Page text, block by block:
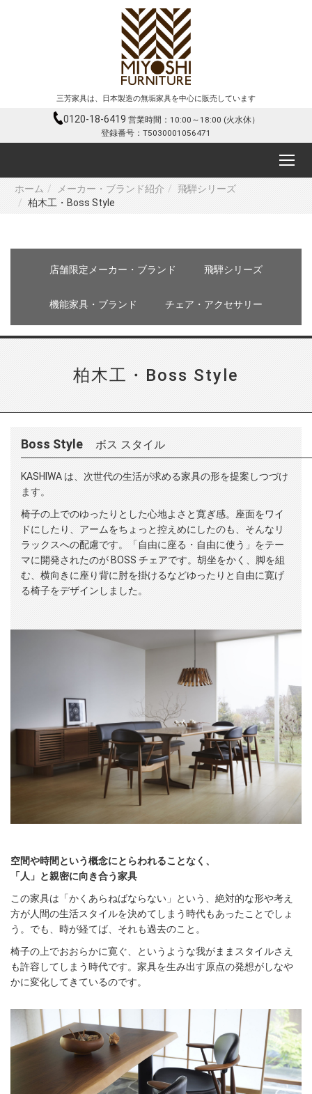
三芳家具は、日本製造の無垢家具を中心に販売しています
0120-18-6419 営業時間：10:00～18:00 (火水休）
登録番号：T5030001056471
ホーム メーカー・ブランド紹介
飛騨シリーズ
柏木工・Boss Style
店舗限定メーカー・ブランド 飛騨シリーズ
機能家具・ブランド チェア・アクセサリー
柏木工・Boss Style
Boss Style ボス スタイル
KASHIWA は、次世代の生活が求める家具の形を提案しつづけ
ます。
椅子の上でのゆったりとした心地よさと寛ぎ感。座面をワイ
ドにしたり、アームをちょっと控えめにしたのも、そんなリ
ラックスへの配慮です。「自由に座る・自由に使う」をテー
マに開発されたのが BOSS チェアです。胡坐をかく、脚を組
む、横向きに座り背に肘を掛けるなどゆったりと自由に寛げ
る椅子をデザインしました。
空間や時間という概念にとらわれることなく、
「人」と親密に向き合う家具
この家具は「かくあらねばならない」という、絶対的な形や考え
方が人間の生活スタイルを決めてしまう時代もあったことでしょ
う。でも、時が経てば、それも過去のこと。
椅子の上でおおらかに寛ぐ、というような我がままスタイルさえ
も許容してしまう時代です。家具を生み出す原点の発想がしなや
かに変化してきているのです。